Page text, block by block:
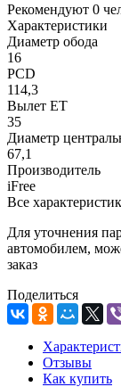
Рекомендуют 0
Характеристики
Диаметр обода
16
PCD
114,3
Вылет ET
35
Диаметр
67,1
Производитель
iFree
Все
Для уточнения
автомобилем,
заказ
Поделиться
Отзывы
Как купить